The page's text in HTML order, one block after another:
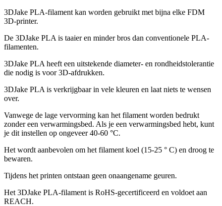
3DJake PLA-filament kan worden gebruikt met bijna elke FDM
3D-printer.
De 3DJake PLA is taaier en minder bros dan conventionele PLA-
filamenten.
3DJake PLA heeft een uitstekende diameter- en rondheidstolerantie
die nodig is voor 3D-afdrukken.
3DJake PLA is verkrijgbaar in vele kleuren en laat niets te wensen
over.
Vanwege de lage vervorming kan het filament worden bedrukt
zonder een verwarmingsbed. Als je een verwarmingsbed hebt, kunt
je dit instellen op ongeveer 40-60 °C.
Het wordt aanbevolen om het filament koel (15-25 ° C) en droog te
bewaren.
Tijdens het printen ontstaan geen onaangename geuren.
Het 3DJake PLA-filament is RoHS-gecertificeerd en voldoet aan
REACH.